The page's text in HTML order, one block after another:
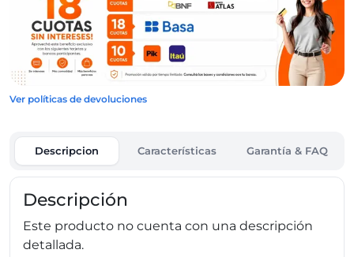
Ver políticas de devoluciones
Descripcion Características Garantía & FAQ
Descripción
Este producto no cuenta con una descripción
detallada.